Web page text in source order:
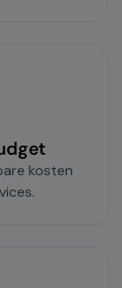
kosten